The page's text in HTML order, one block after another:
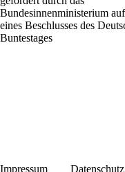
Impressum Datenschutz